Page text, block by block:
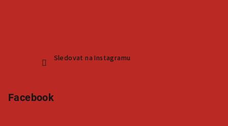
Sledovat na Instagramu
Facebook